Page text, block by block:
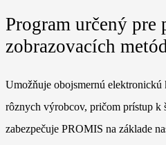
Program určený pre
zobrazovacích
Umožňuje obojsmernú
rôznych výrobcov, pričom prístup k
zabezpečuje PROMIS na základe